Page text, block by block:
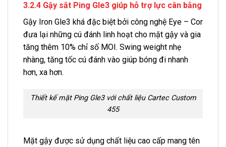
3.2.4 Gậy sắt Ping Gle3 giúp hỗ trợ lực cân bằng
Gậy Iron Gle3 khá đặc biệt bởi công nghệ Eye – Cor
đưa lại những cú đánh linh hoạt cho mặt gậy và gia
tăng thêm 10% chỉ số MOI. Swing weight nhẹ
nhàng, tăng tốc cú đánh vào giúp bóng đi nhanh
hơn, xa hơn.
Thiết kế mặt Ping Gle3 với chất liệu Cartec Custom
455
Mặt gậy được sử dụng chất liệu cao cấp mang tên